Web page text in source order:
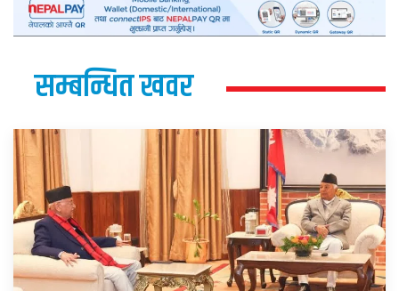
सम्बन्धित खवर